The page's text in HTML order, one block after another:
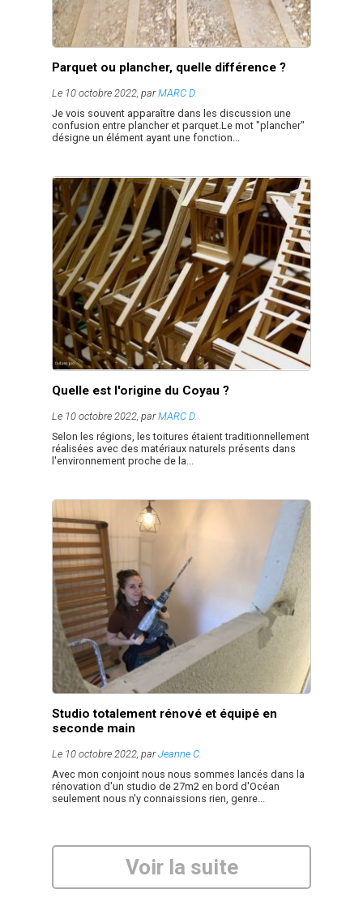
Parquet ou plancher, quelle différence ?
Le 10 octobre 2022, parMARC D.
Je vois souvent apparaître dans les discussion une
confusion entre plancher et parquet.Le mot "plancher"
désigne un élément ayant une fonction...
Quelle est l'origine du Coyau ?
Le 10 octobre 2022, parMARC D.
Selon les régions, les toitures étaient traditionnellement
réalisées avec des matériaux naturels présents dans
l'environnement proche de la...
Studio totalement rénové et équipé en
seconde main
Le 10 octobre 2022, parJeanne C.
Avec mon conjoint nous nous sommes lancés dans la
rénovation d'un studio de 27m2 en bord d'Océan
seulement nous n'y connaissions rien, genre...
Voir la suite